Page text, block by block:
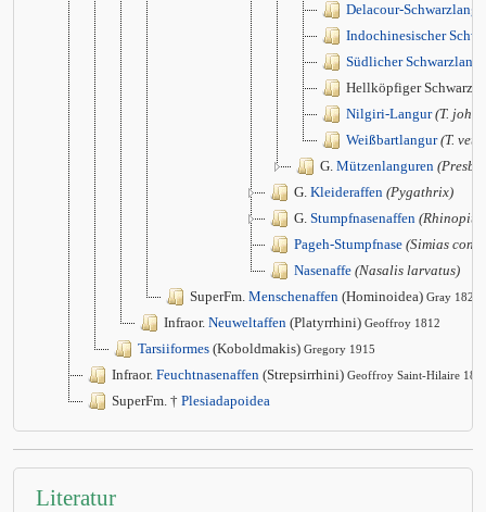
Delacour-
Indochinesischer
Südlicher
Hellköpfiger
Nilgiri-Langur (T.
Weißbartlangur (T.
G. Mützenlanguren
G. Kleideraffen (Pygathrix)
G. Stumpfnasenaffen
Pageh-Stumpfnase (Simias
Nasenaffe (Nasalis larvatus)
SuperFm. Menschenaffen (Hominoidea) Gray 1825
Infraor. Neuweltaffen (Platyrrhini) Geoffroy 1812
Tarsiiformes (Koboldmakis) Gregory 1915
Infraor. Feuchtnasenaffen (Strepsirrhini) Geoffroy Saint-Hilaire
SuperFm. † Plesiadapoidea
Literatur